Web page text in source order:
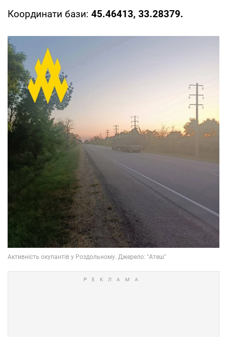
Координати бази: 45.46413, 33.28379.